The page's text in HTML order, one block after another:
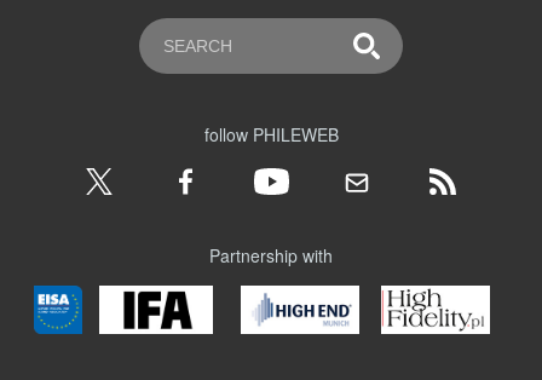
follow PHILEWEB
Partnership with